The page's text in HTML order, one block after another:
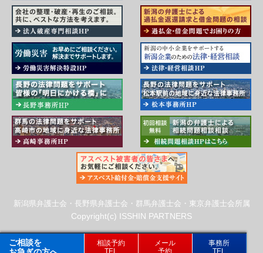
新潟県弁護士会・長野県弁護士会・群馬弁護士会・東京弁護士会所属
Copyright(c) ISSHIN PARTNERS
ご相談を
相談予約
TEL
メール
予約
事務所
TEL